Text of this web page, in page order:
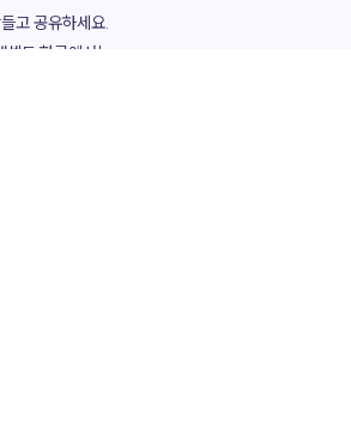
고 공유하세요.
셋도 한곳에서!